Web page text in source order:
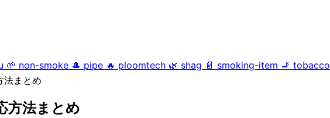
🌱 non-smoke 🎩 pipe 🔥 ploomtech 🌿 shag 📄 smoking-item 🚬 tobacco
法まとめ
方法まとめ